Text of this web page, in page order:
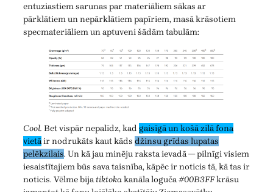
entuziastiem sarunas par materiāliem sākas ar
pārklātiem un nepārklātiem papīriem, masā krāsotiem
specmateriāliem un aptuveni šādām tabulām:
Cool. Bet vispār nepalīdz, kad gaisīgā un košā zilā fona
vietāir nodrukāts kaut kāds džinsu grīdas lupatas
pelēkzilais. Un kā jau minēju raksta ievadā — pilnīgi visiem
iesaistītajiem būs sava taisnība, kāpēc ir noticis tā, kā tas ir
noticis. Vēlme bijatiktokakanāla loguča#00B3FFkrāsu